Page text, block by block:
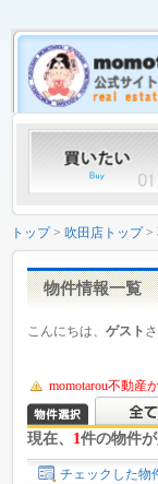
トップ> 吹田店トップ>
物件情報一覧
こんにちは、 ゲスト
momotarou不動産
現在、 1件の物件
チェックした物